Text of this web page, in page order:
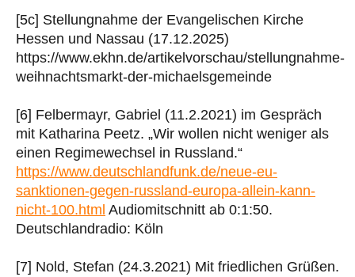
[5c] Stellungnahme der Evangelischen Kirche
Hessen und Nassau (17.12.2025)
https://www.ekhn.de/artikelvorschau/stellungnahme-
weihnachtsmarkt-der-michaelsgemeinde
[6] Felbermayr, Gabriel (11.2.2021) im Gespräch
mit Katharina Peetz. „Wir wollen nicht weniger als
einen Regimewechsel in Russland.“
https://www.deutschlandfunk.de/neue-eu-
sanktionen-gegen-russland-europa-allein-kann-
nicht-100.html Audiomitschnitt ab 0:1:50.
Deutschlandradio: Köln
[7] Nold, Stefan (24.3.2021) Mit friedlichen Grüßen.